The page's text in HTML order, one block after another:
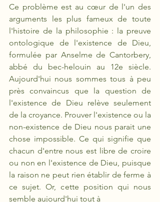
Ce problème est au cœur de l'un des
arguments les plus fameux de toute
l'histoire de la philosophie : la preuve
ontologique de l'existence de Dieu,
formulée par Anselme de Cantorbery,
abbé du bec-helouin au 12e siècle.
Aujourd'hui nous sommes tous à peu
près convaincus que la question de
l'existence de Dieu relève seulement
de la croyance. Prouver l'existence ou la
non-existence de Dieu nous parait une
chose impossible. Ce qui signifie que
chacun d'entre nous est libre de croire
ou non en l'existence de Dieu, puisque
la raison ne peut rien établir de ferme à
ce sujet. Or, cette position qui nous
semble aujourd'hui tout à